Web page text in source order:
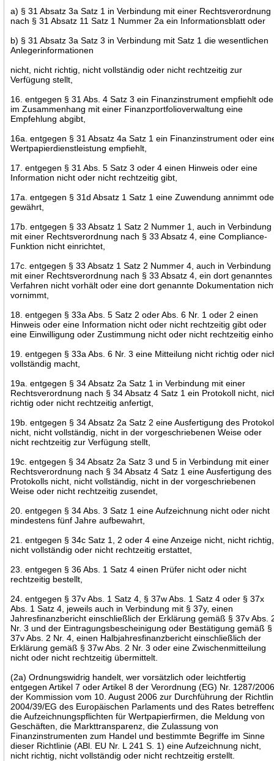
a) § 31 Absatz 3a Satz 1 in Verbindung mit einer Rechtsverordnung
nach § 31 Absatz 11 Satz 1 Nummer 2a ein Informationsblatt oder
b) § 31 Absatz 3a Satz 3 in Verbindung mit Satz 1 die wesentlichen
Anlegerinformationen
nicht, nicht richtig, nicht vollständig oder nicht rechtzeitig zur
Verfügung stellt,
16. entgegen § 31 Abs. 4 Satz 3 ein Finanzinstrument empfiehlt
im Zusammenhang mit einer Finanzportfolioverwaltung eine
Empfehlung abgibt,
16a. entgegen § 31 Absatz 4a Satz 1 ein Finanzinstrument oder
Wertpapierdienstleistung empfiehlt,
17. entgegen § 31 Abs. 5 Satz 3 oder 4 einen Hinweis oder eine
Information nicht oder nicht rechtzeitig gibt,
17a. entgegen § 31d Absatz 1 Satz 1 eine Zuwendung annimmt
gewährt,
17b. entgegen § 33 Absatz 1 Satz 2 Nummer 1, auch in Verbindung
mit einer Rechtsverordnung nach § 33 Absatz 4, eine Compliance-
Funktion nicht einrichtet,
17c. entgegen § 33 Absatz 1 Satz 2 Nummer 4, auch in Verbindung
mit einer Rechtsverordnung nach § 33 Absatz 4, ein dort genanntes
Verfahren nicht vorhält oder eine dort genannte Dokumentation
vornimmt,
18. entgegen § 33a Abs. 5 Satz 2 oder Abs. 6 Nr. 1 oder 2 einen
Hinweis oder eine Information nicht oder nicht rechtzeitig gibt oder
eine Einwilligung oder Zustimmung nicht oder nicht rechtzeitig
19. entgegen § 33a Abs. 6 Nr. 3 eine Mitteilung nicht richtig oder
vollständig macht,
19a. entgegen § 34 Absatz 2a Satz 1 in Verbindung mit einer
Rechtsverordnung nach § 34 Absatz 4 Satz 1 ein Protokoll nicht,
richtig oder nicht rechtzeitig anfertigt,
19b. entgegen § 34 Absatz 2a Satz 2 eine Ausfertigung des
nicht, nicht vollständig, nicht in der vorgeschriebenen Weise oder
nicht rechtzeitig zur Verfügung stellt,
19c. entgegen § 34 Absatz 2a Satz 3 und 5 in Verbindung mit einer
Rechtsverordnung nach § 34 Absatz 4 Satz 1 eine Ausfertigung des
Protokolls nicht, nicht vollständig, nicht in der vorgeschriebenen
Weise oder nicht rechtzeitig zusendet,
20. entgegen § 34 Abs. 3 Satz 1 eine Aufzeichnung nicht oder nicht
mindestens fünf Jahre aufbewahrt,
21. entgegen § 34c Satz 1, 2 oder 4 eine Anzeige nicht, nicht richtig,
nicht vollständig oder nicht rechtzeitig erstattet,
23. entgegen § 36 Abs. 1 Satz 4 einen Prüfer nicht oder nicht
rechtzeitig bestellt,
24. entgegen § 37v Abs. 1 Satz 4, § 37w Abs. 1 Satz 4 oder § 37x
Abs. 1 Satz 4, jeweils auch in Verbindung mit § 37y, einen
Jahresfinanzbericht einschließlich der Erklärung gemäß § 37v Abs.
Nr. 3 und der Eintragungsbescheinigung oder Bestätigung gemäß §
37v Abs. 2 Nr. 4, einen Halbjahresfinanzbericht einschließlich der
Erklärung gemäß § 37w Abs. 2 Nr. 3 oder eine Zwischenmitteilung
nicht oder nicht rechtzeitig übermittelt.
(2a) Ordnungswidrig handelt, wer vorsätzlich oder leichtfertig
entgegen Artikel 7 oder Artikel 8 der Verordnung (EG) Nr. 1287/
der Kommission vom 10. August 2006 zur Durchführung der
2004/39/EG des Europäischen Parlaments und des Rates
die Aufzeichnungspflichten für Wertpapierfirmen, die Meldung von
Geschäften, die Markttransparenz, die Zulassung von
Finanzinstrumenten zum Handel und bestimmte Begriffe im Sinne
dieser Richtlinie (ABl. EU Nr. L 241 S. 1) eine Aufzeichnung nicht,
nicht richtig, nicht vollständig oder nicht rechtzeitig erstellt.